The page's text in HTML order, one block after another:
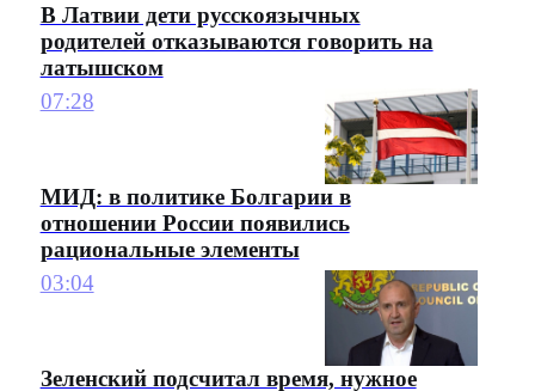
В Латвии дети русскоязычных
родителей отказываются говорить на
латышском
07:28
МИД: в политике Болгарии в
отношении России появились
рациональные элементы
03:04
Зеленский подсчитал время, нужное